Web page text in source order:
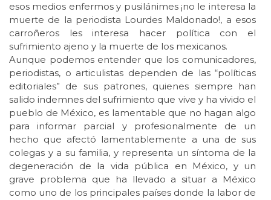
esos medios enfermos y pusilánimes ¡no le interesa la
muerte de la periodista Lourdes Maldonado!, a esos
carroñeros les interesa hacer política con el
sufrimiento ajeno y la muerte de los mexicanos.
Aunque podemos entender que los comunicadores,
periodistas, o articulistas dependen de las “políticas
editoriales” de sus patrones, quienes siempre han
salido indemnes del sufrimiento que vive y ha vivido el
pueblo de México, es lamentable que no hagan algo
para informar parcial y profesionalmente de un
hecho que afectó lamentablemente a una de sus
colegas y a su familia, y representa un síntoma de la
degeneración de la vida pública en México, y un
grave problema que ha llevado a situar a México
como uno de los principales países donde la labor de